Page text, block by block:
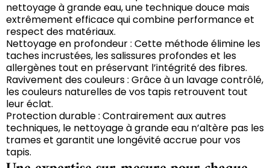
nettoyage à grande eau, une technique douce mais
extrêmement efficace qui combine performance et
respect des matériaux.
Nettoyage en profondeur : Cette méthode élimine les
taches incrustées, les salissures profondes et les
allergènes tout en préservant l’intégrité des fibres.
Ravivement des couleurs : Grâce à un lavage contrôlé,
les couleurs naturelles de vos tapis retrouvent tout
leur éclat.
Protection durable : Contrairement aux autres
techniques, le nettoyage à grande eau n’altère pas les
trames et garantit une longévité accrue pour vos
tapis.